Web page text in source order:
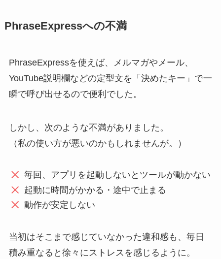
PhraseExpressへの不満
PhraseExpressを使えば、メルマガやメール、
YouTube説明欄などの定型文を「決めたキー」で一
瞬で呼び出せるので便利でした。
しかし、次のような不満がありました。
（私の使い方が悪いのかもしれませんが。）
毎回、アプリを起動しないとツールが動かない
起動に時間がかかる・途中で止まる
動作が安定しない
当初はそこまで感じていなかった違和感も、毎日
積み重なると徐々にストレスを感じるように。